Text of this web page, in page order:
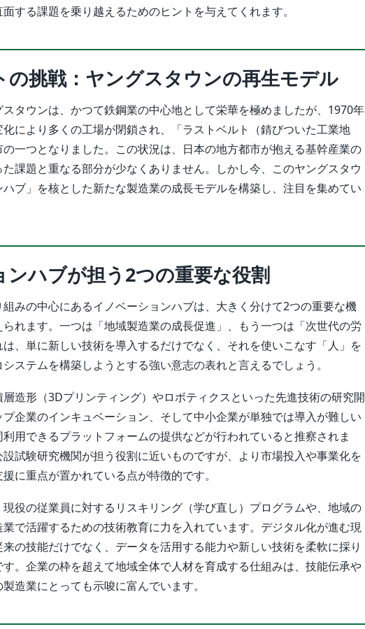
する課題を乗り越えるためのヒントを与えてくれます。
の挑戦：ヤングスタウンの再生モデル
タウンは、かつて鉄鋼業の中心地として栄華を極めましたが、1970年
により多くの工場が閉鎖され、「ラストベルト（錆びついた工業地
一つとなりました。この状況は、日本の地方都市が抱える基幹産業の
課題と重なる部分が少なくありません。しかし今、このヤングスタウ
ブ」を核とした新たな製造業の成長モデルを構築し、注目を集めてい
ンハブが担う2つの重要な役割
みの中心にあるイノベーションハブは、大きく分けて2つの重要な機
れます。一つは「地域製造業の成長促進」、もう一つは「次世代の労
、単に新しい技術を導入するだけでなく、それを使いこなす「人」を
ステムを構築しようとする強い意志の表れと言えるでしょう。
造形（3Dプリンティング）やロボティクスといった先進技術の研究開
企業のインキュベーション、そして中小企業が単独では導入が難しい
用できるプラットフォームの提供などが行われていると推察されま
試験研究機関が担う役割に近いものですが、より市場投入や事業化を
に重点が置かれている点が特徴的です。
役の従業員に対するリスキリング（学び直し）プログラムや、地域の
で活躍するための技術教育に力を入れています。デジタル化が進む現
の技能だけでなく、データを活用する能力や新しい技術を柔軟に採り
。企業の枠を超えて地域全体で人材を育成する仕組みは、技能伝承や
造業にとっても示唆に富んでいます。